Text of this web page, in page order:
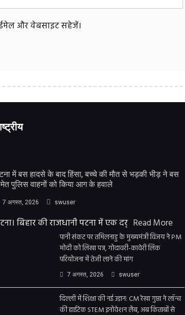
ईमेल और वेबसाइट सहेजें।
में बस हादसे के बाद हिंसा, बच्चे की मौत से भड़की भीड़ ने बस
पुलिस वाहनों को किया आग के हवाले
7 अगस्त, 2026 swuser
बिहार की राजधानी पटना में एक दर् Read More
पानी संकट पर तमिलनाडु के मुख्यमंत्री विजय ने PM
मोदी को लिखा पत्र, गोदावरी-कावेरी लिंक
परियोजना में तेजी लाने की मांग
7 अगस्त, 2026 swuser
दिल्ली में शिक्षा की नई उड़ान: CM रेखा गुप्ता ने लॉन्च
की हाईटेक STEM इनोवेशन लैब, अब किताबों से